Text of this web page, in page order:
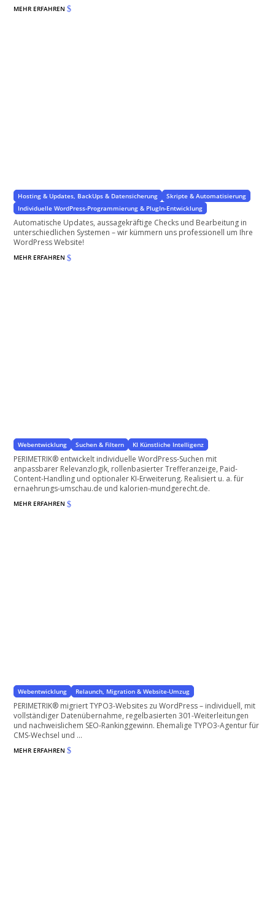
MEHR ERFAHREN$
Hosting & Updates, BackUps & Datensicherung
Skripte & Automatisierung
Individuelle WordPress-Programmierung & PlugIn-Entwicklung
Automatische Updates, aussagekräftige Checks und Bearbeitung in
unterschiedlichen Systemen – wir kümmern uns professionell um Ihre
WordPress Website!
MEHR ERFAHREN$
Webentwicklung Suchen & Filtern KI Künstliche Intelligenz
PERIMETRIK® entwickelt individuelle WordPress-Suchen mit
anpassbarer Relevanzlogik, rollenbasierter Trefferanzeige, Paid-
Content-Handling und optionaler KI-Erweiterung. Realisiert u. a. für
ernaehrungs-umschau.de und kalorien-mundgerecht.de.
MEHR ERFAHREN$
Webentwicklung Relaunch, Migration & Website-Umzug
PERIMETRIK® migriert TYPO3-Websites zu WordPress – individuell, mit
vollständiger Datenübernahme, regelbasierten 301-Weiterleitungen
und nachweislichem SEO-Rankinggewinn. Ehemalige TYPO3-Agentur für
CMS-Wechsel und ...
MEHR ERFAHREN$